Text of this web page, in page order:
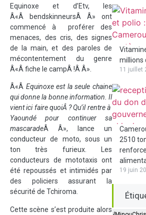
Equinoxe et d’Etv, les
Â«Â bendskinneursÂ Â» ont
commencé à proférer des
menaces, des cris, des signes
de la main, et des paroles de
mécontentement du genre
Â«Â fiche le campÂ !Â Â».
Â«Â Equinoxe est la seule chaine
qui donne la bonne information. Il
vient ici faire quoiÂ ? Qu’il rentre à
Yaoundé pour continuer sa
mascaradeÂ Â», lance un
conducteur de moto, sous un
ton très furieux. Les
conducteurs de mototaxis ont
été repoussés et intimidés par
des policiers assurant la
sécurité de Tchiroma.
Cette scène s’est produite alors
millions
11 juillet
2510
19 juin